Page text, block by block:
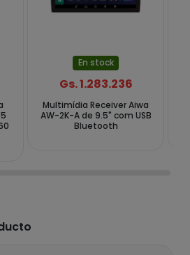
En stock
Gs. 1.283.236
Multimídia Receiver Aiwa
AW-2K-A de 9.5" com USB
Bluetooth